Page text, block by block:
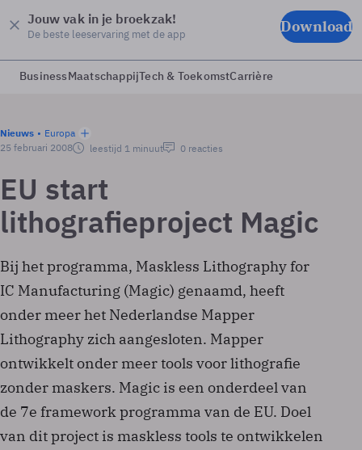
Jouw vak in je broekzak!
De beste leeservaring met de app Download
BusinessMaatschappijTech & ToekomstCarrière
Nieuws
Europa
25 februari 2008
leestijd 1 minuut 0 reacties
EU start
lithografieproject Magic
Bij het programma, Maskless Lithography for
IC Manufacturing (Magic) genaamd, heeft
onder meer het Nederlandse Mapper
Lithography zich aangesloten. Mapper
ontwikkelt onder meer tools voor lithografie
zonder maskers. Magic is een onderdeel van
de 7e framework programma van de EU. Doel
van dit project is maskless tools te ontwikkelen